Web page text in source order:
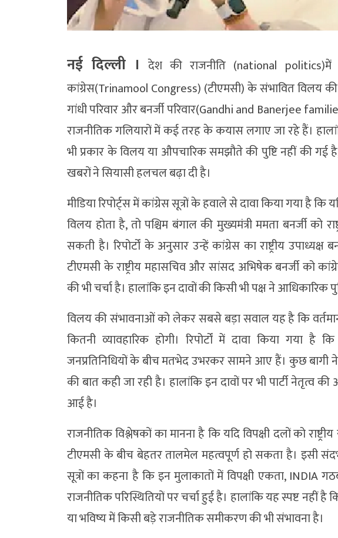
नई दिल्ली । देश की राजनीति (national
कांग्रेस(Trinamool Congress) (टीएमसी) के संभावित विलय
गांधी परिवार और बनर्जी परिवार(Gandhi and Banerjee
राजनीतिक गलियारों में कई तरह के कयास लगाए जा रहे हैं।
भी प्रकार के विलय या औपचारिक समझौते की पुष्टि नहीं की
खबरों ने सियासी हलचल बढ़ा दी है।
मीडिया रिपोर्ट्स में कांग्रेस सूत्रों के हवाले से दावा किया गया है
विलय होता है, तो पश्चिम बंगाल की मुख्यमंत्री ममता बनर्जी को
सकती है। रिपोर्टों के अनुसार उन्हें कांग्रेस का राष्ट्रीय उपाध्यक्ष
टीएमसी के राष्ट्रीय महासचिव और सांसद अभिषेक बनर्जी को
की भी चर्चा है। हालांकि इन दावों की किसी भी पक्ष ने आधिकारिक
विलय की संभावनाओं को लेकर सबसे बड़ा सवाल यह है कि वर्तमान
कितनी व्यावहारिक होगी। रिपोर्टों में दावा किया
जनप्रतिनिधियों के बीच मतभेद उभरकर सामने आए हैं। कुछ बागी
की बात कही जा रही है। हालांकि इन दावों पर भी पार्टी नेतृत्व
आई है।
राजनीतिक विश्लेषकों का मानना है कि यदि विपक्षी दलों को
टीएमसी के बीच बेहतर तालमेल महत्वपूर्ण हो सकता है। इसी
सूत्रों का कहना है कि इन मुलाकातों में विपक्षी एकता, INDIA
राजनीतिक परिस्थितियों पर चर्चा हुई है। हालांकि यह स्पष्ट
या भविष्य में किसी बड़े राजनीतिक समीकरण की भी संभावना है।